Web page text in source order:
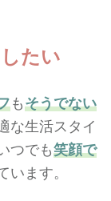
たい
もそうでない
な生活スタイ
つでも笑顔で
います。